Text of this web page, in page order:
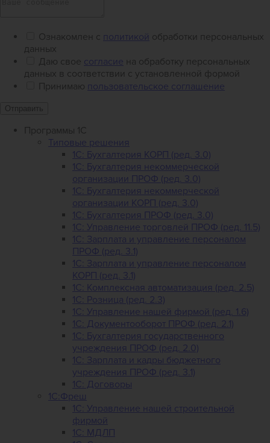
Ознакомлен с политикой обработки персональных
данных
Даю свое согласие на обработку персональных
данных в соответствии с установленной формой
Принимаю пользовательское соглашение
Отправить
Программы 1С
Типовые решения
1C: Бухгалтерия КОРП (ред. 3.0)
1С: Бухгалтерия некоммерческой
организации ПРОФ (ред. 3.0)
1С: Бухгалтерия некоммерческой
организации КОРП (ред. 3.0)
1C: Бухгалтерия ПРОФ (ред. 3.0)
1C: Управление торговлей ПРОФ (ред. 11.5)
1C: Зарплата и управление персоналом
ПРОФ (ред. 3.1)
1C: Зарплата и управление персоналом
КОРП (ред. 3.1)
1C: Комплексная автоматизация (ред. 2.5)
1С: Розница (ред. 2.3)
1С: Управление нашей фирмой (ред. 1.6)
1С: Документооборот ПРОФ (ред. 2.1)
1C: Бухгалтерия государственного
учреждения ПРОФ (ред. 2.0)
1C: Зарплата и кадры бюджетного
учреждения ПРОФ (ред. 3.1)
1С: Договоры
1С:Фреш
1С: Управление нашей строительной
фирмой
1С: МДЛП